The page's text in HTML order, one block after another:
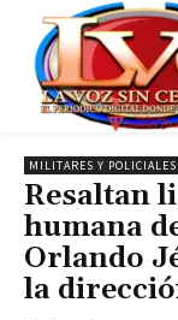
MILITARES Y POLICIALES
Resaltan
humana
Orlando
la